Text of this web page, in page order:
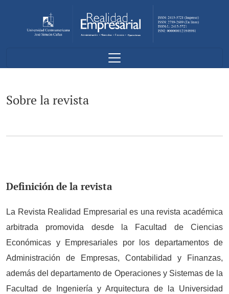
Sobre la revista
Definición de la revista
La Revista Realidad Empresarial es una revista académica
arbitrada promovida desde la Facultad de Ciencias
Económicas y Empresariales por los departamentos de
Administración de Empresas, Contabilidad y Finanzas,
además del departamento de Operaciones y Sistemas de la
Facultad de Ingeniería y Arquitectura de la Universidad